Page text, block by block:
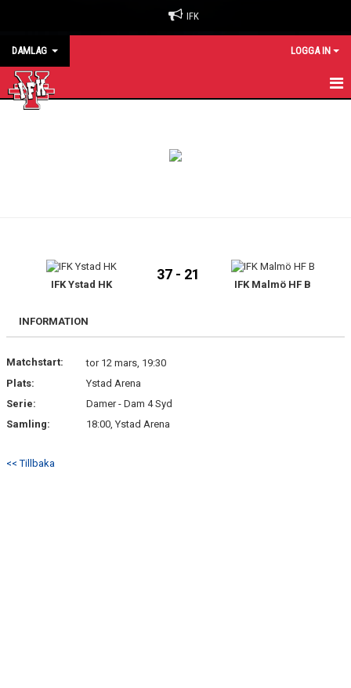
IFK
DAMLAG LOGGA IN
BILDGALLERIIFK Ystad HK
37 - 21
IFK Malmö HF B
INFORMATION
Matchstart:
tor 12 mars, 19:30
Plats:
Ystad Arena
Serie:
Damer - Dam 4 Syd
Samling:
18:00, Ystad Arena
<< Tillbaka